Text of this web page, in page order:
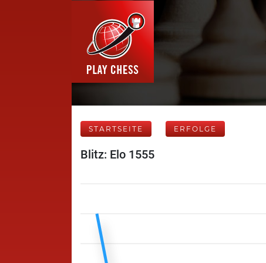
STARTSEITE ERFOLGE
Blitz: Elo 1555